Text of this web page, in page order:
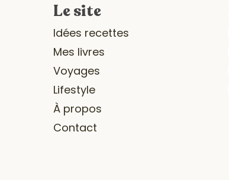
Le site
Idées recettes
Mes livres
Voyages
Lifestyle
À propos
Contact